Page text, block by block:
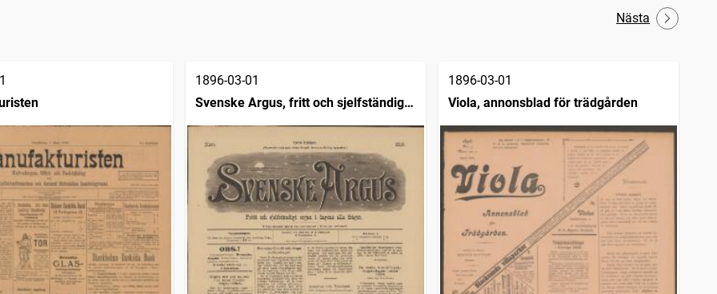
Nästa
1896-03-01
Svenske Argus, fritt och sjelfständigt
organ i dagens alla frågor
1896-03-01
Viola, annonsblad för trädgården